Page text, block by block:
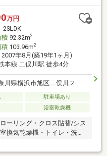
万円
2SLDK
積92.32m2
積103.96m2
2007年8月(築19年1ヶ月)
本線 二俣川駅 徒歩4分
川県横浜市旭区二俣川２
駐車場あり
浴室乾燥機
ーリング・クロス貼替/シス
換気乾燥機・トイレ・洗面
ット有・トイレ、洗濯機置場